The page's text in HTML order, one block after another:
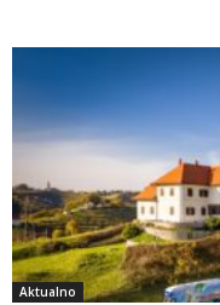
Aktualno